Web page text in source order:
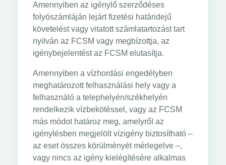
Amennyiben az igénylő szerződéses
folyószámláján lejárt fizetési határidejű
követelést vagy vitatott számlatartozást tart
nyilván az FCSM vagy megbízottja, az
igénybejelentést az FCSM elutasítja.
Amennyiben a vízhordási engedélyben
meghatározott felhasználási hely vagy a
felhasználó a telephelyén/székhelyén
rendelkezik vízbekötéssel, vagy az FCSM
más módot határoz meg, amelyről az
igénylésben megjelölt vízigény biztosítható –
az eset összes körülményét mérlegelve –,
vagy nincs az igény kielégítésére alkalmas